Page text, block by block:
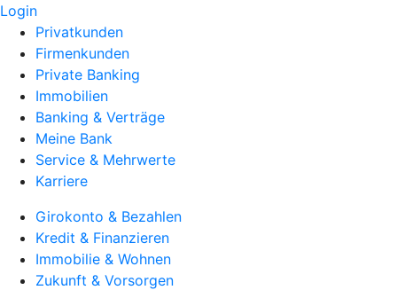
Login
Privatkunden
Firmenkunden
Private Banking
Immobilien
Banking & Verträge
Meine Bank
Service & Mehrwerte
Karriere
Girokonto & Bezahlen
Kredit & Finanzieren
Immobilie & Wohnen
Zukunft & Vorsorgen